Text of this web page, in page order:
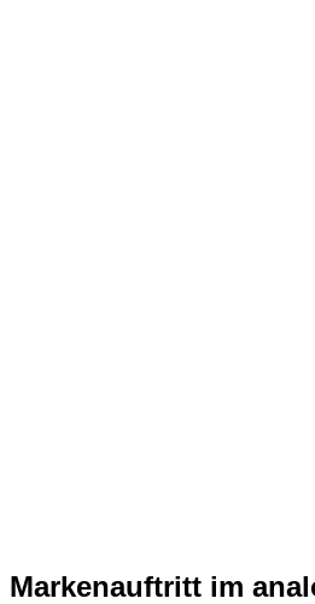
Markenauftritt im